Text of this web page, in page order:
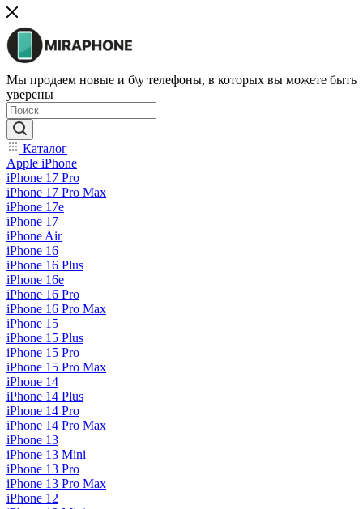
Мы продаем новые и б\у телефоны, в которых вы можете быть
уверены
Каталог
Apple iPhone
iPhone 17 Pro
iPhone 17 Pro Max
iPhone 17e
iPhone 17
iPhone Air
iPhone 16
iPhone 16 Plus
iPhone 16e
iPhone 16 Pro
iPhone 16 Pro Max
iPhone 15
iPhone 15 Plus
iPhone 15 Pro
iPhone 15 Pro Max
iPhone 14
iPhone 14 Plus
iPhone 14 Pro
iPhone 14 Pro Max
iPhone 13
iPhone 13 Mini
iPhone 13 Pro
iPhone 13 Pro Max
iPhone 12